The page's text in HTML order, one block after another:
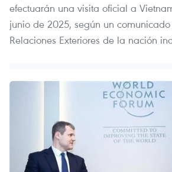
efectuarán una visita oficial a
junio de 2025, según un
Relaciones Exteriores de la nación